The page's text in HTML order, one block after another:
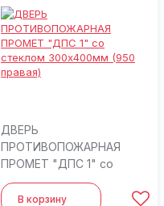
ДВЕРЬ
ПРОТИВОПОЖАРНАЯ
ПРОМЕТ "ДПС 1" со
стеклом 300х400мм (950
правая)
В корзину